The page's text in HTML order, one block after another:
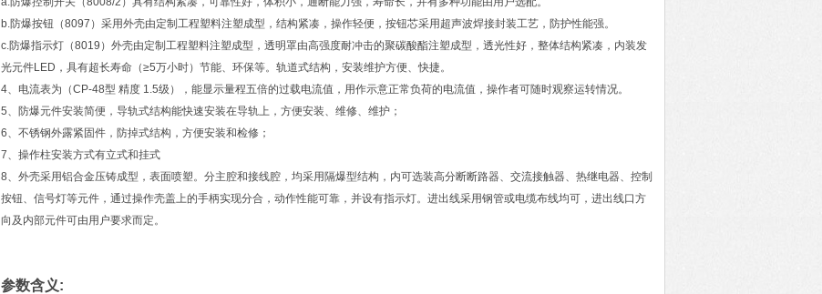
b.防爆按钮（8097）采用外壳由定制工程塑料注塑成型，结构紧凑，操作轻便，按钮芯采用超声波焊接封装工艺，防护性能强。
c.防爆指示灯（8019）外壳由定制工程塑料注塑成型，透明罩由高强度耐冲击的聚碳酸酯注塑成型，透光性好，整体结构紧凑，内装发
光元件LED，具有超长寿命（≥5万小时）节能、环保等。轨道式结构，安装维护方便、快捷。
4、电流表为（CP-48型 精度 1.5级），能显示量程五倍的过载电流值，用作示意正常负荷的电流值，操作者可随时观察运转情况。
5、防爆元件安装简便，导轨式结构能快速安装在导轨上，方便安装、维修、维护；
6、不锈钢外露紧固件，防掉式结构，方便安装和检修；
7、操作柱安装方式有立式和挂式
8、外壳采用铝合金压铸成型，表面喷塑。分主腔和接线腔，均采用隔爆型结构，内可选装高分断断路器、交流接触器、热继电器、控制
按钮、信号灯等元件，通过操作壳盖上的手柄实现分合，动作性能可靠，并设有指示灯。进出线采用钢管或电缆布线均可，进出线口方
向及内部元件可由用户要求而定。
参数含义: